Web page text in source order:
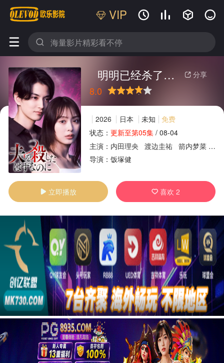
VIP    
 
 分享
明明已经杀了丈夫
8.0
很差较差还行推荐力荐
2026 日本 未知
免费
状态： 更新至第05集/ 08-04
主演： 内田理央 渡边圭祐 箭内梦菜 曾
导演： 饭塚健
 立即播放  喜欢2
广告